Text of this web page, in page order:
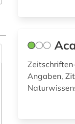
Angaben,